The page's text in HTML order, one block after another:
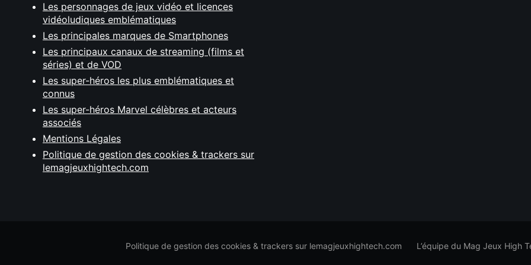
Les personnages de jeux vidéo et licences
vidéoludiques emblématiques
Les principales marques de Smartphones
Les principaux canaux de streaming (films et
séries) et de VOD
Les super-héros les plus emblématiques et
connus
Les super-héros Marvel célèbres et acteurs
associés
Mentions Légales
Politique de gestion des cookies & trackers sur
lemagjeuxhightech.com
Politique de gestion des cookies & trackers sur lemagjeuxhightech.com L’équipe du Mag Jeux High